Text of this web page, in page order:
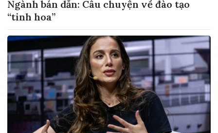
Ngành bán dẫn: Câu chuyện về đào tạo
“tinh hoa”